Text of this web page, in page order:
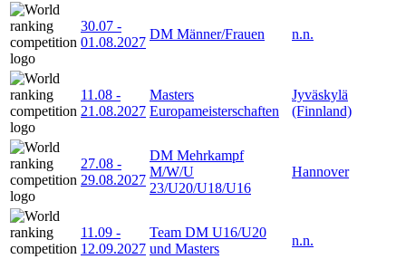
30.07 -
01.08.2027
DM Männer/Frauen n.n.
11.08 -
21.08.2027
Masters
Europameisterschaften
Jyväskylä
(Finnland)
27.08 -
29.08.2027
DM Mehrkampf
M/W/U
23/U20/U18/U16
Hannover
11.09 -
12.09.2027
Team DM U16/U20
und Masters
n.n.